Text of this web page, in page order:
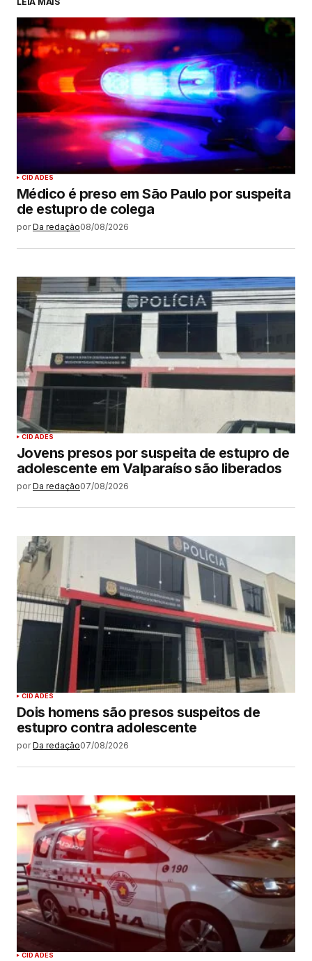
CIDADES
Médico é preso em São Paulo por suspeita
de estupro de colega
por Da redação08/08/2026
CIDADES
Jovens presos por suspeita de estupro de
adolescente em Valparaíso são liberados
por Da redação07/08/2026
CIDADES
Dois homens são presos suspeitos de
estupro contra adolescente
por Da redação07/08/2026
CIDADES